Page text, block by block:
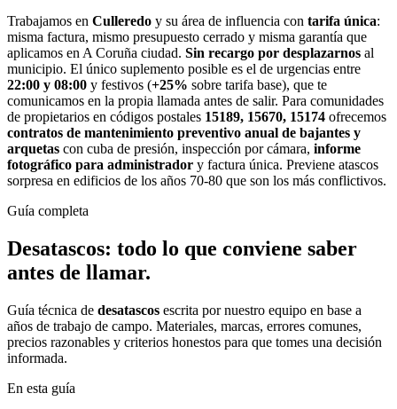
Trabajamos en Culleredo y su área de influencia con tarifa única:
misma factura, mismo presupuesto cerrado y misma garantía que
aplicamos en A Coruña ciudad. Sin recargo por desplazarnos al
municipio. El único suplemento posible es el de urgencias entre
22:00 y 08:00 y festivos (+25% sobre tarifa base), que te
comunicamos en la propia llamada antes de salir. Para comunidades
de propietarios en códigos postales 15189, 15670, 15174 ofrecemos
contratos de mantenimiento preventivo anual de bajantes y
arquetas con cuba de presión, inspección por cámara, informe
fotográfico para administrador y factura única. Previene atascos
sorpresa en edificios de los años 70-80 que son los más conflictivos.
Guía completa
Desatascos: todo lo que conviene saber
antes de llamar.
Guía técnica de desatascos escrita por nuestro equipo en base a
años de trabajo de campo. Materiales, marcas, errores comunes,
precios razonables y criterios honestos para que tomes una decisión
informada.
En esta guía